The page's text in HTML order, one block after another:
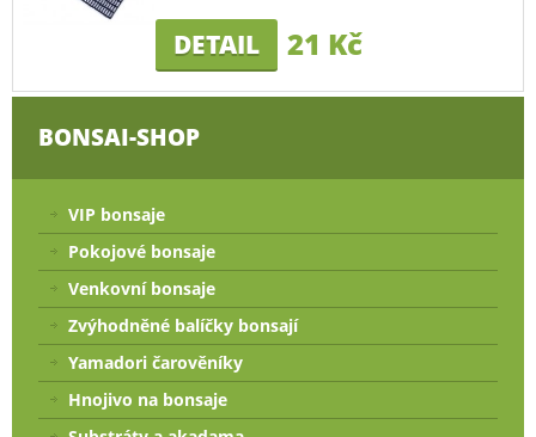
DETAIL 21 Kč
BONSAI-SHOP
VIP bonsaje
Pokojové bonsaje
Venkovní bonsaje
Zvýhodněné balíčky bonsají
Yamadori čarověníky
Hnojivo na bonsaje